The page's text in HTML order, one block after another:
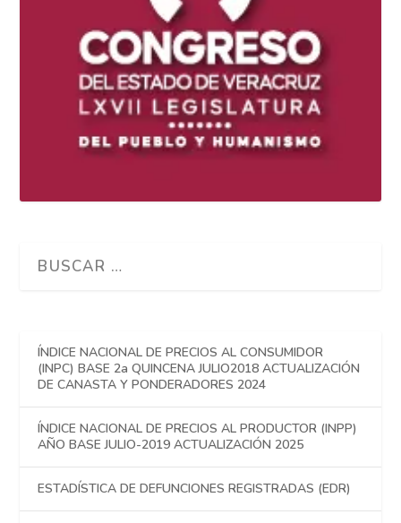
ÍNDICE NACIONAL DE PRECIOS AL CONSUMIDOR
(INPC) BASE 2a QUINCENA JULIO2018 ACTUALIZACIÓN
DE CANASTA Y PONDERADORES 2024
ÍNDICE NACIONAL DE PRECIOS AL PRODUCTOR (INPP)
AÑO BASE JULIO-2019 ACTUALIZACIÓN 2025
ESTADÍSTICA DE DEFUNCIONES REGISTRADAS (EDR)